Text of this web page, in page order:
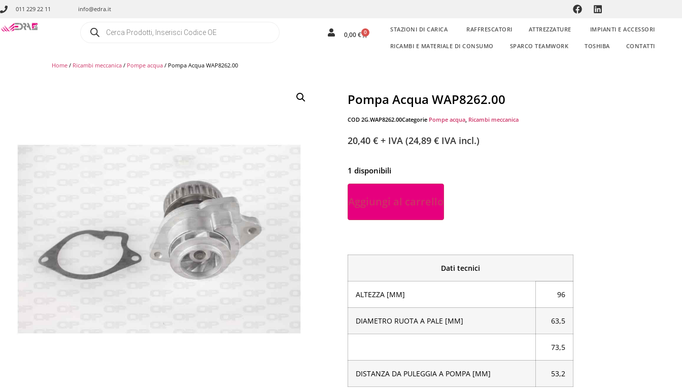
011 229 22 11 info@edra.it
0,00€ 0 STAZIONI DI CARICA RAFFRESCATORI ATTREZZATURE IMPIANTI E ACCESSORI
RICAMBI E MATERIALE DI CONSUMO SPARCO TEAMWORK TOSHIBA CONTATTI
Home / Ricambi meccanica / Pompe acqua / Pompa Acqua WAP8262.00
Pompa Acqua WAP8262.00
COD 2G.WAP8262.00Categorie Pompe acqua, Ricambi meccanica
20,40 € + IVA (24,89 € IVA incl.)
1 disponibili
Aggiungi al carrello
Dati tecnici
ALTEZZA [MM] 96
DIAMETRO RUOTA A PALE [MM] 63,5
73,5
DISTANZA DA PULEGGIA A POMPA [MM] 53,2